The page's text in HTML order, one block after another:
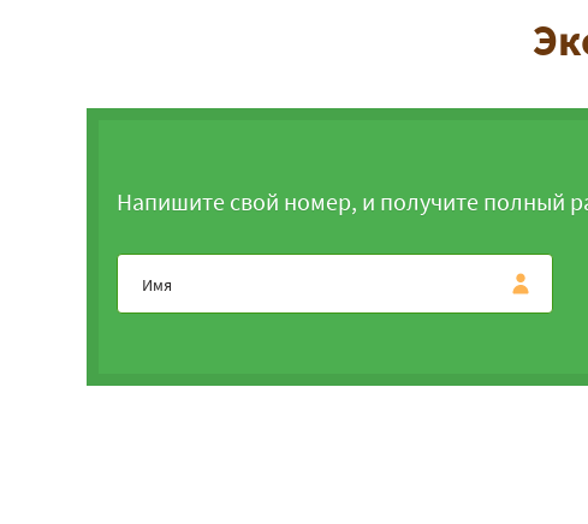
Напишите свой номер, и получите полный